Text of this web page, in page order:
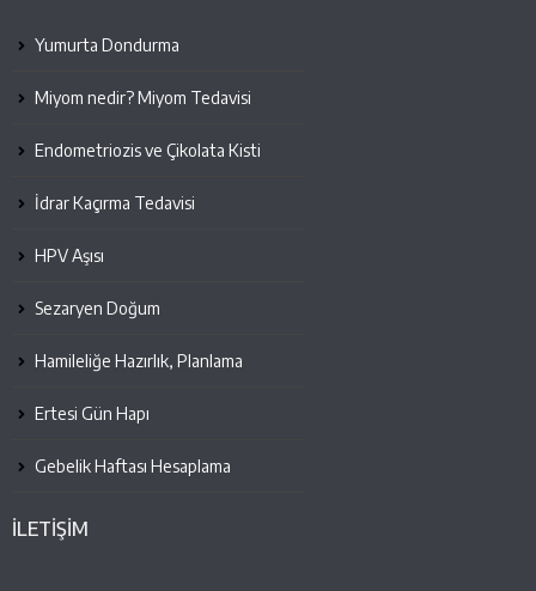
Yumurta Dondurma
Miyom nedir? Miyom Tedavisi
Endometriozis ve Çikolata Kisti
İdrar Kaçırma Tedavisi
HPV Aşısı
Sezaryen Doğum
Hamileliğe Hazırlık, Planlama
Ertesi Gün Hapı
Gebelik Haftası Hesaplama
İLETİŞİM